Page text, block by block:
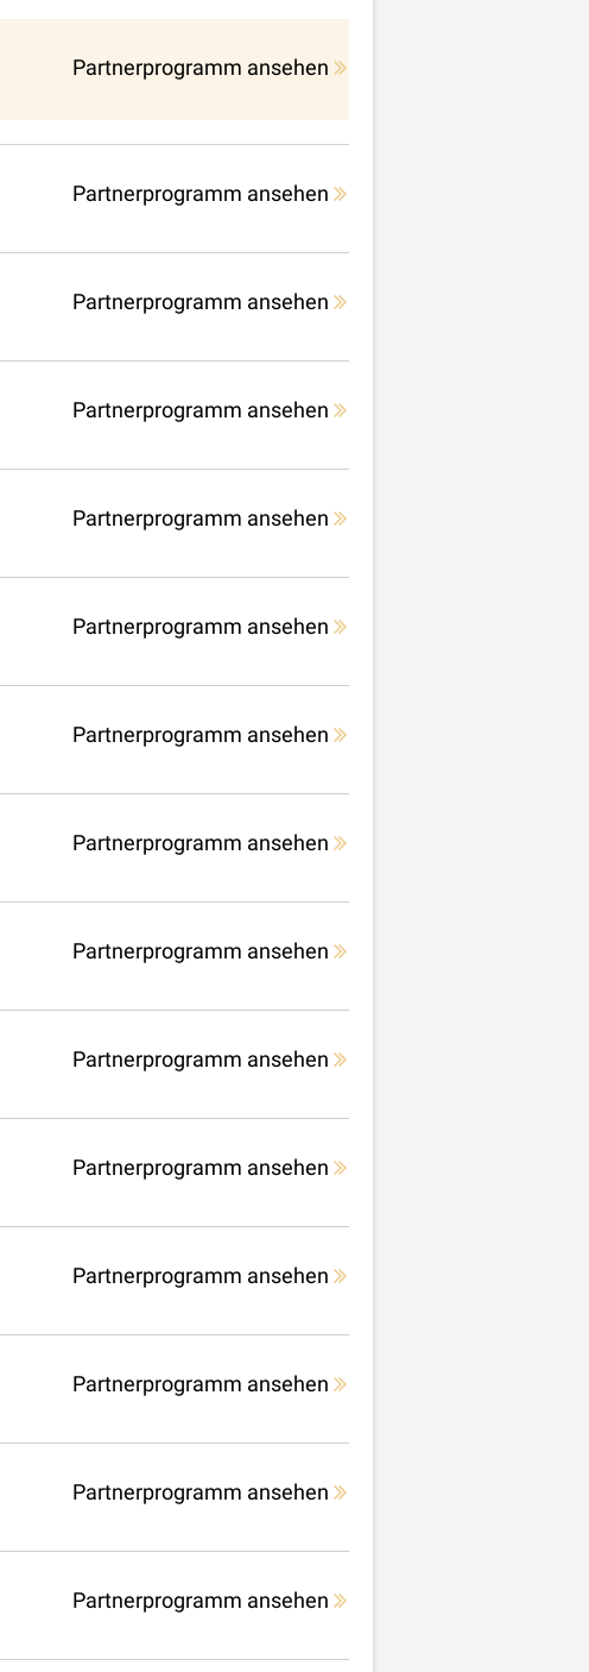
Partnerprogramm ansehen
Partnerprogramm ansehen
Partnerprogramm ansehen
Partnerprogramm ansehen
Partnerprogramm ansehen
Partnerprogramm ansehen
Partnerprogramm ansehen
Partnerprogramm ansehen
Partnerprogramm ansehen
Partnerprogramm ansehen
Partnerprogramm ansehen
Partnerprogramm ansehen
Partnerprogramm ansehen
Partnerprogramm ansehen
Partnerprogramm ansehen